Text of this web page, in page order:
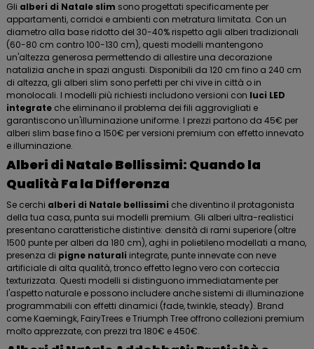
Gli alberi di Natale slim sono progettati specificamente per
appartamenti, corridoi e ambienti con metratura limitata. Con un
diametro alla base ridotto del 30-40% rispetto agli alberi tradizionali
(60-80 cm contro 100-130 cm), questi modelli mantengono
un'altezza generosa permettendo di allestire una decorazione
natalizia anche in spazi angusti. Disponibili da 120 cm fino a 240 cm
di altezza, gli alberi slim sono perfetti per chi vive in città o in
monolocali. I modelli più richiesti includono versioni con luci LED
integrate che eliminano il problema dei fili aggrovigliati e
garantiscono un'illuminazione uniforme. I prezzi partono da 45€ per
alberi slim base fino a 150€ per versioni premium con effetto innevato
e illuminazione.
Alberi di Natale Bellissimi: Quando la
Qualità Fa la Differenza
Se cerchi alberi di Natale bellissimi che diventino il protagonista
della tua casa, punta sui modelli premium. Gli alberi ultra-realistici
presentano caratteristiche distintive: densità di rami superiore (oltre
1500 punte per alberi da 180 cm), aghi in polietileno modellati a mano,
presenza di pigne naturali integrate, punte innevate con neve
artificiale di alta qualità, tronco effetto legno vero con corteccia
texturizzata. Questi modelli si distinguono immediatamente per
l'aspetto naturale e possono includere anche sistemi di illuminazione
programmabili con effetti dinamici (fade, twinkle, steady). Brand
come Kaemingk, FairyTrees e Triumph Tree offrono collezioni premium
molto apprezzate, con prezzi tra 180€ e 450€.